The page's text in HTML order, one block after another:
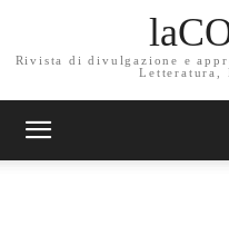
Rivista di divulgazione e
Letteratura,